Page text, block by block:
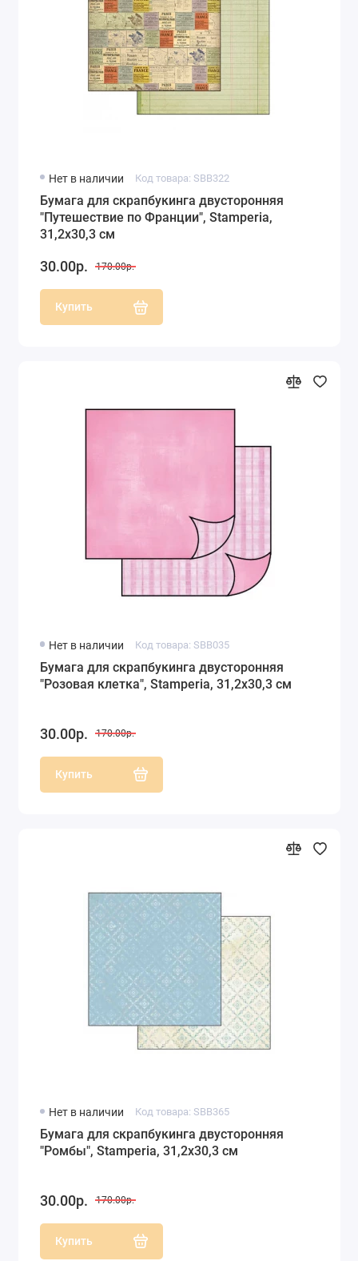
Нет в наличии Код товара: SBB322
Бумага для скрапбукинга двусторонняя
"Путешествие по Франции", Stamperia,
31,2х30,3 см
30.00р. 170.00р.
Купить
Нет в наличии Код товара: SBB035
Бумага для скрапбукинга двусторонняя
"Розовая клетка", Stamperia, 31,2х30,3 см
30.00р. 170.00р.
Купить
Нет в наличии Код товара: SBB365
Бумага для скрапбукинга двусторонняя
"Ромбы", Stamperia, 31,2х30,3 см
30.00р. 170.00р.
Купить